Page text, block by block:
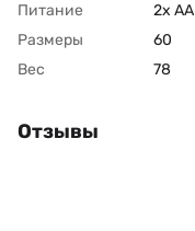
Питание
2x
Размеры
60
Вес
78
Отзывы